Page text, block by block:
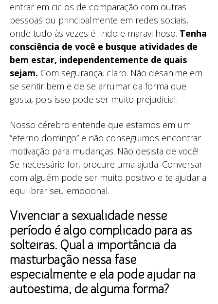
entrar em ciclos de comparação com outras
pessoas ou principalmente em redes sociais,
onde tudo às vezes é lindo e maravilhoso. Tenha
consciência de você e busque atividades de
bem estar, independentemente de quais
sejam. Com segurança, claro. Não desanime em
se sentir bem e de se arrumar da forma que
gosta, pois isso pode ser muito prejudicial.
Nosso cérebro entende que estamos em um
“eterno domingo” e não conseguimos encontrar
motivação para mudanças. Não desista de você!
Se necessário for, procure uma ajuda. Conversar
com alguém pode ser muito positivo e te ajudar a
equilibrar seu emocional.
Vivenciar a sexualidade nesse
período é algo complicado para as
solteiras. Qual a importância da
masturbação nessa fase
especialmente e ela pode ajudar na
autoestima, de alguma forma?